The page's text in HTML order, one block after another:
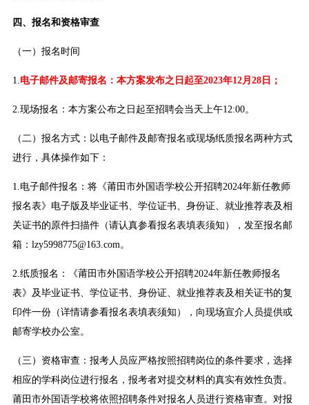
四、报名和资格审查
（一）报名时间
1.电子邮件及邮寄报名：本方案发布之日起至2023年12月28日；
2.现场报名：本方案公布之日起至招聘会当天上午12:00。
（二）报名方式：以电子邮件及邮寄报名或现场纸质报名两种方式
进行，具体操作如下：
1.电子邮件报名：将《莆田市外国语学校公开招聘2024年新任教师
报名表》电子版及毕业证书、学位证书、身份证、就业推荐表及相
关证书的原件扫描件（请认真参看报名表填表须知），发至报名邮
箱：lzy5998775@163.com。
2.纸质报名：《莆田市外国语学校公开招聘2024年新任教师报名
表》及毕业证书、学位证书、身份证、就业推荐表及相关证书的复
印件一份（详情请参看报名表填表须知），向现场宣介人员提供或
邮寄学校办公室。
（三）资格审查：报考人员应严格按照招聘岗位的条件要求，选择
相应的学科岗位进行报名，报考者对提交材料的真实有效性负责。
莆田市外国语学校将依照招聘条件对报名人员进行资格审查。对报